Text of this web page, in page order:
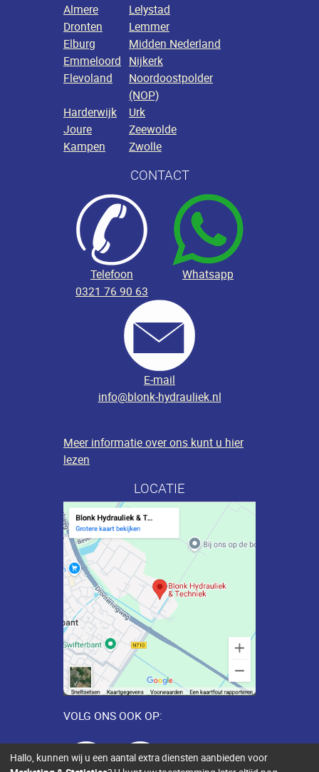
Almere
Lelystad
Dronten
Lemmer
Elburg
Midden Nederland
Emmeloord Nijkerk
Flevoland
Noordoostpolder
(NOP)
Harderwijk
Urk
Joure
Zeewolde
Kampen
Zwolle
CONTACT
Telefoon
Whatsapp
0321 76 90 63
E-mail
info@blonk-hydrauliek.nl
Meer informatie over ons kunt u hier
lezen
LOCATIE
VOLG ONS OOK OP:
Hallo, kunnen wij u een aantal extra diensten aanbieden voor